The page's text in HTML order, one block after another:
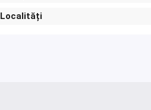
Localități